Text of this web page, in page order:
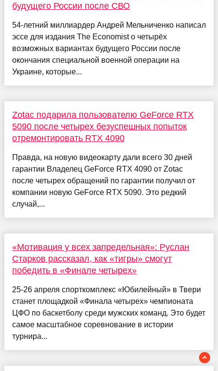
будущего России после СВО
54-летний миллиардер Андрей Мельниченко написал
эссе для издания The Economist о четырёх
возможных вариантах будущего России после
окончания специальной военной операции на
Украине, которые...
Zotac подарила пользователю GeForce RTX
5090 после четырех безуспешных попыток
отремонтировать RTX 4090
Правда, на новую видеокарту дали всего 30 дней
гарантии Владелец GeForce RTX 4090 от Zotac
после четырех обращений по гарантии получил от
компании новую GeForce RTX 5090. Это редкий
случай,...
«Мотивация у всех запредельная»: Руслан
Старков рассказал, как «тигры» смогут
победить в «Финале четырех»
25-26 апреля спорткомплекс «Юбилейный» в Твери
станет площадкой «Финала четырех» чемпионата
ЦФО по баскетболу среди мужских команд. Это будет
самое масштабное соревнование в истории
турнира...